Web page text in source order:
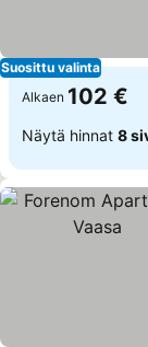
Suosittu valinta
Alkaen 102 €
Näytä hinnat 8